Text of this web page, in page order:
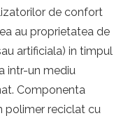
de confort
au proprietatea de
artificiala) in timpul
intr-un mediu
Componenta
polimer reciclat cu